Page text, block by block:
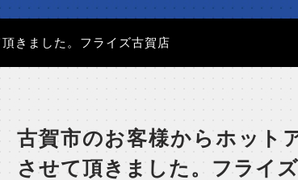
きました。フライズ古賀店
古賀市のお客様からホット
させて頂きました。フライ